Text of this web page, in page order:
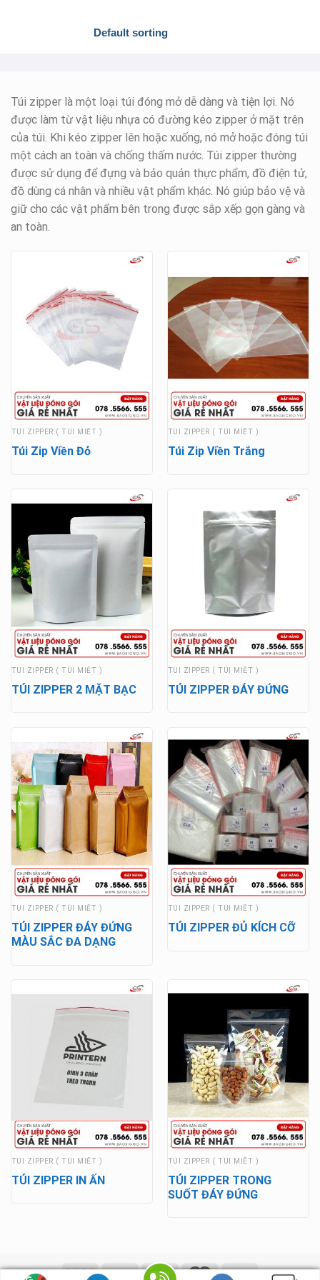
Túi zipper là một loại túi đóng mở dễ dàng và tiện lợi. Nó
được làm từ vật liệu nhựa có đường kéo zipper ở mặt trên
của túi. Khi kéo zipper lên hoặc xuống, nó mở hoặc đóng túi
một cách an toàn và chống thấm nước. Túi zipper thường
được sử dụng để đựng và bảo quản thực phẩm, đồ điện tử,
đồ dùng cá nhân và nhiều vật phẩm khác. Nó giúp bảo vệ và
giữ cho các vật phẩm bên trong được sắp xếp gọn gàng và
an toàn.
TÚI ZIPPER ( TÚI MIẾT )
Túi Zip Viền Đỏ
TÚI ZIPPER ( TÚI MIẾT )
Túi Zip Viền Trắng
TÚI ZIPPER ( TÚI MIẾT )
TÚI ZIPPER 2 MẶT BẠC
TÚI ZIPPER ( TÚI MIẾT )
TÚI ZIPPER ĐÁY ĐỨNG
TÚI ZIPPER ( TÚI MIẾT )
TÚI ZIPPER ĐÁY ĐỨNG
MÀU SẮC ĐA DẠNG
TÚI ZIPPER ( TÚI MIẾT )
TÚI ZIPPER ĐỦ KÍCH CỠ
TÚI ZIPPER ( TÚI MIẾT )
TÚI ZIPPER IN ẤN
TÚI ZIPPER ( TÚI MIẾT )
TÚI ZIPPER TRONG
SUỐT ĐÁY ĐỨNG